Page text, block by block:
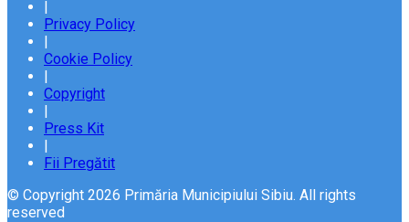
Privacy Policy
Cookie Policy
Copyright
Press Kit
Fii Pregătit
© Copyright 2026 Primăria Municipiului Sibiu. All rights
reserved